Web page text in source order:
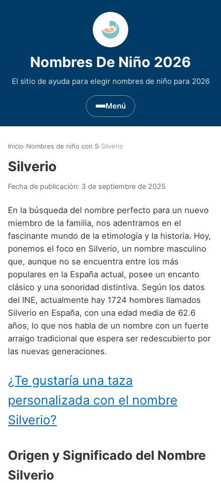
Nombres De Niño 2026
El sitio de ayuda para elegir nombres de niño para 2026
Menú
Nombres de niño que empiezan por D
Nombres de niño que empiezan por E
Nombres de niño que empiezan por F
Nombres de niño que empiezan por G
Nombres de niño que empiezan por H
Nombres de niño que empiezan por I
Nombres de niño que empiezan por J
Nombres de niño que empiezan por K
Nombres de niño que empiezan por M
Nombres de niño que empiezan por N
Nombres de niño que empiezan por O
Nombres de niño que empiezan por Q
Nombres de Niño Asturianos
Nombres de Niño Baleares
Nombres de Niño Canarios
Nombres de Niño Cantabros
Nombres de Niño Castellanos
Nombres de Niño Catalanes
Nombres de Niño Gallegos
Nombres de Niño Navarros
Nombres de Niño Celtas
Nombres de Niño Egipcios
Nombres de Niño Griegos
Nombres de Niño Mitologicos
Nombres de Niño Romanos
Nombres de Niño Vikingos
Nombres de Niño Alemanes
Nombres de Niño Americanos
Nombres de Niño Arabes
Nombres de Niño Chinos
Nombres de Niño Franceses
Nombres de Niño Hispanoamericanos
Nombres de Niño Ingleses
Nombres de Niño Italianos
Nombres de Niño Japoneses
Nombres de Niño Judíos
Nombres de Niño Rumanos
Buscar
Inicio›Nombres de niño con S›Silverio
Silverio
Fecha de publicación: 3 de septiembre de 2025
En la búsqueda del nombre perfecto para un nuevo
miembro de la familia, nos adentramos en el
fascinante mundo de la etimología y la historia. Hoy,
ponemos el foco en Silverio, un nombre masculino
que, aunque no se encuentra entre los más
populares en la España actual, posee un encanto
clásico y una sonoridad distintiva. Según los datos
del INE, actualmente hay 1724 hombres llamados
Silverio en España, con una edad media de 62.6
años, lo que nos habla de un nombre con un fuerte
arraigo tradicional que espera ser redescubierto por
las nuevas generaciones.
¿Te gustaría una taza
personalizada con el nombre
Silverio?
Origen y Significado del Nombre
Silverio